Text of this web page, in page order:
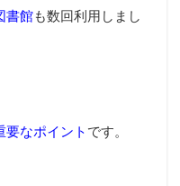
書館も数回利用しまし
要なポイント です。